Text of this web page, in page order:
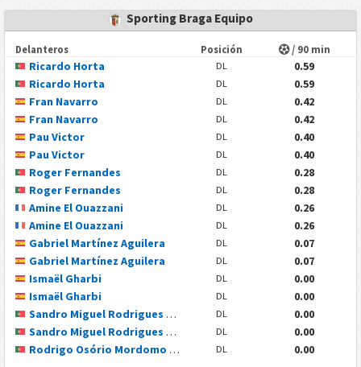
Sporting Braga Equipo
Delanteros Posición / 90 min
Ricardo Horta DL
0.59
Ricardo Horta
DL
0.59
Fran Navarro
DL
0.42
Fran Navarro
DL
0.42
Pau Victor
DL
0.40
Pau Victor
DL
0.40
Roger Fernandes
DL
0.28
Roger Fernandes
DL
0.28
Amine El Ouazzani
DL
0.26
Amine El Ouazzani
DL
0.26
Gabriel Martínez Aguilera
DL
0.07
Gabriel Martínez Aguilera
DL
0.07
Ismaël Gharbi
DL
0.00
Ismaël Gharbi
DL
0.00
Sandro Miguel Rodrigues Vidigal
DL
0.00
Sandro Miguel Rodrigues Vidigal
DL
0.00
Rodrigo Osório Mordomo Silva
DL 0.00